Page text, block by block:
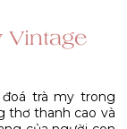
Vintage
trà my trong
thơ thanh cao và